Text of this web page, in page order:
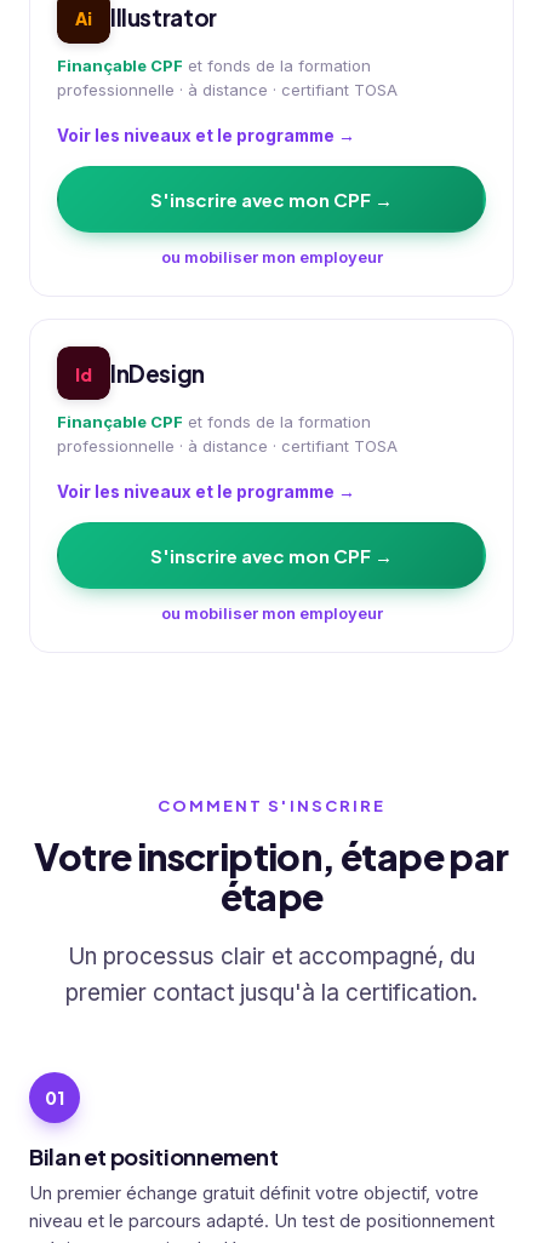
Ai Illustrator
Finançable CPF et fonds de la formation
professionnelle · à distance · certifiant TOSA
Voir les niveaux et le programme →
S'inscrire avec mon CPF →
ou mobiliser mon employeur
Id InDesign
Finançable CPF et fonds de la formation
professionnelle · à distance · certifiant TOSA
Voir les niveaux et le programme →
S'inscrire avec mon CPF →
ou mobiliser mon employeur
COMMENT S'INSCRIRE
Votre inscription, étape par
étape
Un processus clair et accompagné, du
premier contact jusqu'à la certification.
Bilan et positionnement
Un premier échange gratuit définit votre objectif, votre
niveau et le parcours adapté. Un test de positionnement